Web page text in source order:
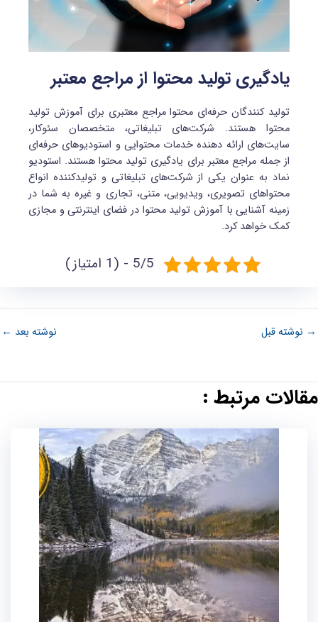
یادگیری تولید محتوا از مراجع معتبر
تولید کنندگان حرفه‌ای محتوا مراجع معتبری برای آموزش تولید
محتوا هستند. شرکت‌های تبلیغاتی، متخصصان سئوکار،
سایت‌های ارائه دهنده خدمات محتوایی و استودیوهای حرفه‌ای
از جمله مراجع معتبر برای یادگیری تولید محتوا هستند. استودیو
نماد به عنوان یکی از شرکت‌های تبلیغاتی و تولیدکننده انواع
محتواهای تصویری، ویدیویی، متنی، تجاری و غیره به شما در
زمینه آشنایی با آموزش تولید محتوا در فضای اینترنتی و مجازی
کمک خواهد کرد.
5/5 - (1 امتیاز)
→ نوشته قبل نوشته بعد ←
مقالات مرتبط :